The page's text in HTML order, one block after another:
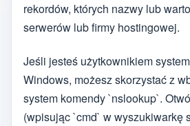
rekordów, których nazwy lub
serwerów lub firmy hostingowej.
Jeśli jesteś użytkownikiem
Windows, możesz skorzystać z
system komendy `nslookup`.
(wpisując `cmd` w wyszukiwarkę